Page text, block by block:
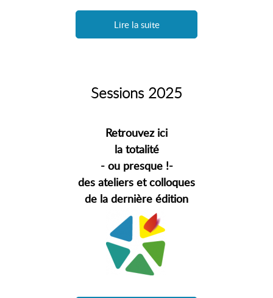
Lire la suite
Sessions 2025
Retrouvez ici
la totalité
- ou presque !-
des ateliers et colloques
de la dernière édition